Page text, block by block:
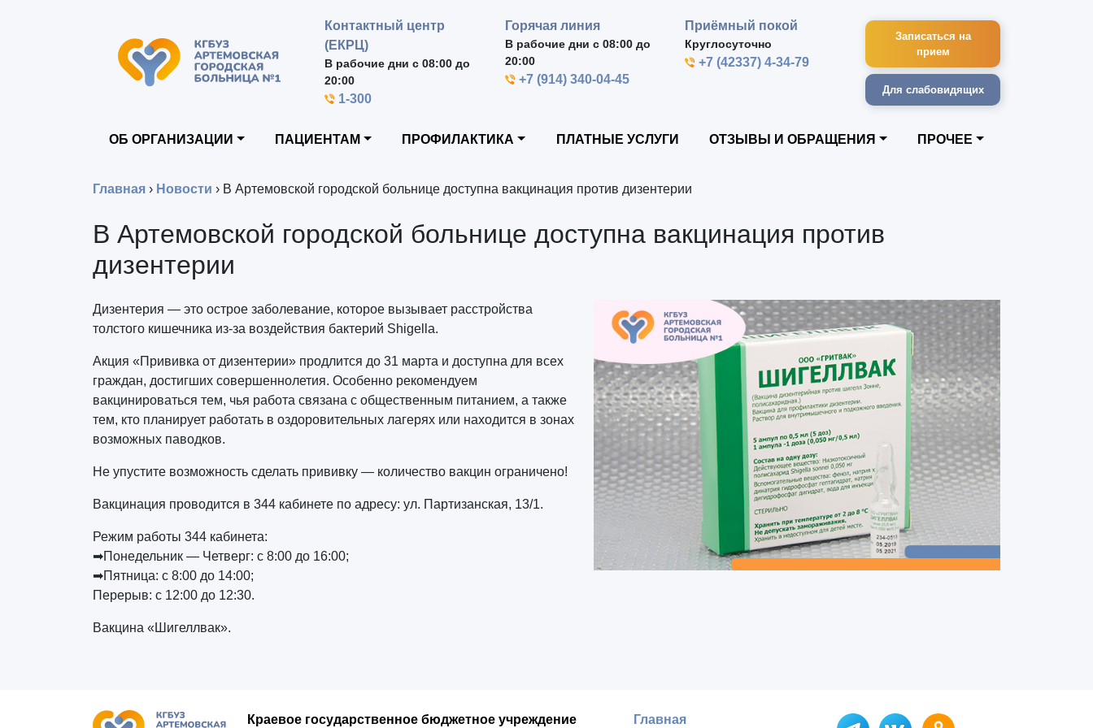
Записаться на
прием
Для слабовидящих
Контактный центр
(ЕКРЦ)
В рабочие дни с 08:00 до
20:00
1-300
Горячая линия
В рабочие дни с 08:00 до
20:00
+7 (914) 340-04-45
Приёмный покой
Круглосуточно
+7 (42337) 4-34-79
ОБ ОРГАНИЗАЦИИ ПАЦИЕНТАМ ПРОФИЛАКТИКА ПЛАТНЫЕ УСЛУГИ ОТЗЫВЫ И ОБРАЩЕНИЯ ПРОЧЕЕ
Главная › Новости › В Артемовской городской больнице доступна вакцинация против дизентерии
В Артемовской городской больнице доступна вакцинация против
дизентерии
Дизентерия — это острое заболевание, которое вызывает расстройства
толстого кишечника из-за воздействия бактерий Shigella.
Акция «Прививка от дизентерии» продлится до 31 марта и доступна для всех
граждан, достигших совершеннолетия. Особенно рекомендуем
вакцинироваться тем, чья работа связана с общественным питанием, а также
тем, кто планирует работать в оздоровительных лагерях или находится в зонах
возможных паводков.
Не упустите возможность сделать прививку — количество вакцин ограничено!
Вакцинация проводится в 344 кабинете по адресу: ул. Партизанская, 13/1.
Режим работы 344 кабинета:
➡Понедельник — Четверг: с 8:00 до 16:00;
➡Пятница: с 8:00 до 14:00;
Перерыв: с 12:00 до 12:30.
Вакцина «Шигеллвак».
Краевое государственное бюджетное учреждение Главная